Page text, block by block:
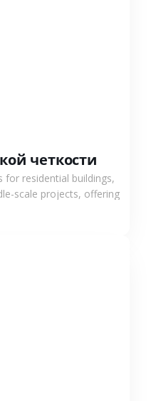
четкости
for residential buildings,
scale projects, offering